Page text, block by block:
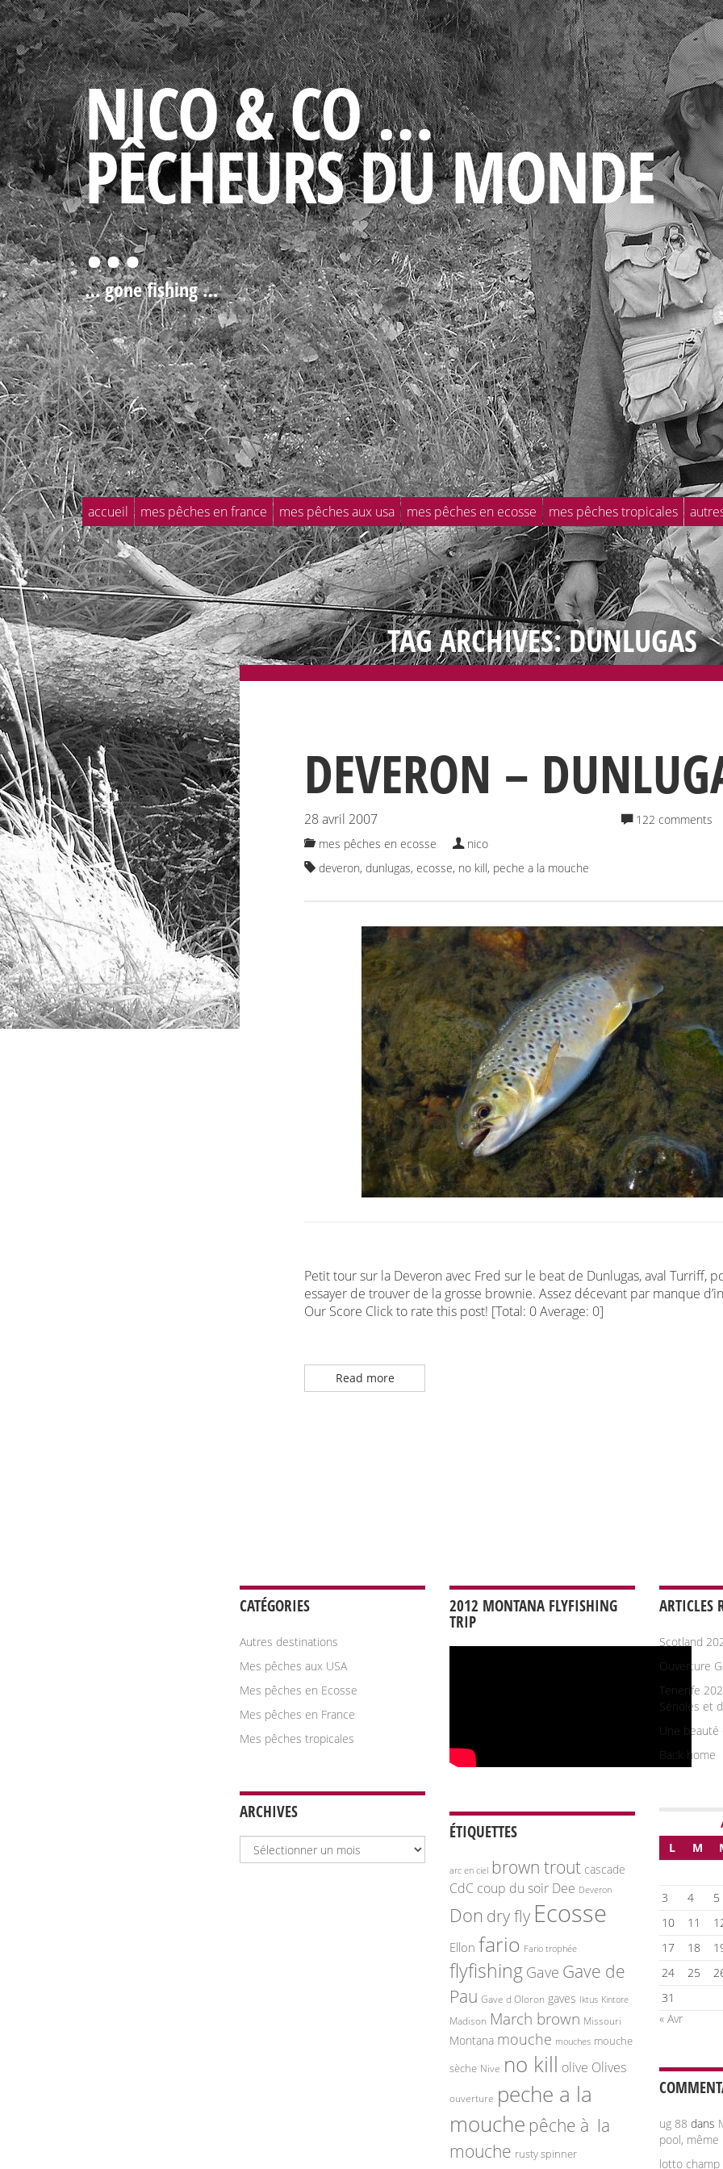
NICO & CO …
PÊCHEURS DU MONDE
…
… gone fishing …
accueil mes pêches en france mes pêches aux usa mes pêches en ecosse mes pêches tropicales
TAG ARCHIVES: DUNLUGAS
DEVERON –
28 avril 2007
mes pêches en ecosse
nico
deveron, dunlugas, ecosse, no kill, peche a la mouche
122 comments
Petit tour sur la Deveron avec Fred sur le beat de Dunlugas, aval Turriff,
essayer de trouver de la grosse brownie. Assez décevant par manque
Our Score Click to rate this post! [Total: 0 Average: 0]
Read more
CATÉGORIES
Autres destinations
Mes pêches aux USA
Mes pêches en Ecosse
Mes pêches en France
Mes pêches tropicales
ARCHIVES
Archives
2012 MONTANA FLYFISHING
TRIP
ÉTIQUETTES
arc en ciel brown trout cascade
CdC coup du soir Dee Deveron
Don dry fly Ecosse
Ellon fario Fario trophée
flyfishing Gave Gave de
Pau Gave d Oloron gaves Iktus Kintore
Madison March brown Missouri
Montana mouche mouches mouche
sèche Nive no kill olive Olives
ouverture peche a la
mouche pêche à la
mouche rusty spinner
ARTICLES
Scotland
Ouverture
Tenerife
Sérioles et
Une beauté
Back home
L
M
3 4
5
10
11
17
18
24
25
31
« Avr
ug 88 dans
pool,
lotto champ